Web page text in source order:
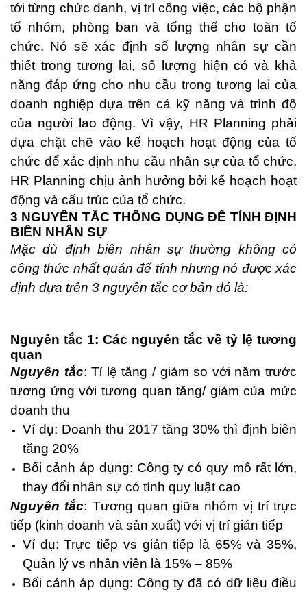
tới từng chức danh, vị trí công việc, các bộ phận
tổ nhóm, phòng ban và tổng thể cho toàn tổ
chức. Nó sẽ xác định số lượng nhân sự cần
thiết trong tương lai, số lượng hiện có và khả
năng đáp ứng cho nhu cầu trong tương lai của
doanh nghiệp dựa trên cả kỹ năng và trình độ
của người lao động. Vì vậy, HR Planning phải
dựa chặt chẽ vào kế hoạch hoạt động của tổ
chức để xác định nhu cầu nhân sự của tổ chức.
HR Planning chịu ảnh hưởng bởi kế hoạch hoạt
động và cấu trúc của tổ chức.
3 NGUYÊN TẮC THÔNG DỤNG ĐỂ TÍNH ĐỊNH
BIÊN NHÂN SỰ
Mặc dù định biên nhân sự thường không có
công thức nhất quán để tính nhưng nó được xác
định dựa trên 3 nguyên tắc cơ bản đó là:
Nguyên tắc 1: Các nguyên tắc về tỷ lệ tương
quan
Nguyên tắc: Tỉ lệ tăng / giảm so với năm trước
tương ứng với tương quan tăng/ giảm của mức
doanh thu
Ví dụ: Doanh thu 2017 tăng 30% thì định biên
tăng 20%
Bối cảnh áp dụng: Công ty có quy mô rất lớn,
thay đổi nhân sự có tính quy luật cao
Nguyên tắc: Tương quan giữa nhóm vị trí trực
tiếp (kinh doanh và sản xuất) với vị trí gián tiếp
Ví dụ: Trực tiếp vs gián tiếp là 65% và 35%,
Quản lý vs nhân viên là 15% – 85%
Bối cảnh áp dụng: Công ty đã có dữ liệu điều